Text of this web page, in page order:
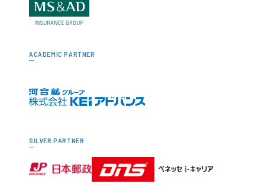
ACADEMIC PARTNER
SILVER PARTNER